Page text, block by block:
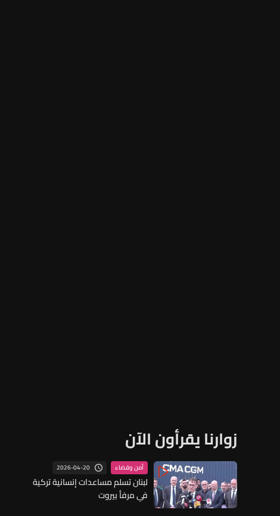
زوارنا يقرأون الآن
أمن وقضاء 2026-04-20
لبنان تسلم مساعدات إنسانية تركية
في مرفأ بيروت